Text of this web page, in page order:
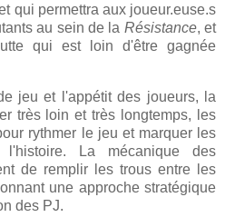
qui permettra aux joueur.euse.s
au sein de la Résistance, et
qui est loin d'être gagnée
jeu et l'appétit des joueurs, la
très loin et très longtemps, les
rythmer le jeu et marquer les
l'histoire. La mécanique des
de remplir les trous entre les
une approche stratégique
des PJ.